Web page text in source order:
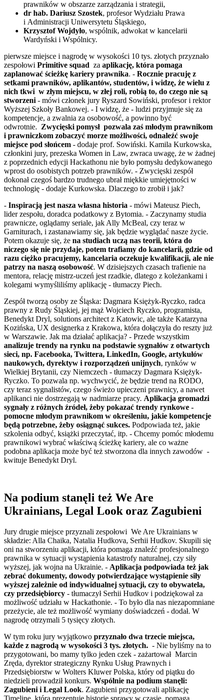
prawników w obszarze zarządzania i strategii,
dr hab. Dariusz Szostek, profesor Wydziału Prawa
i Administracji Uniwersytetu Śląskiego,
Krzysztof Wojdyło, wspólnik, adwokat w kancelarii
Wardyński i Wspólnicy.
pierwsze miejsce i nagrodę w wysokości 10 tys. złotych przyznało
zespołowi Primitive squad za aplikację, która pomaga
zaplanować ścieżkę kariery prawnika. - Rocznie pracuję z
setkami prawników, aplikantów, studentów, i widzę, że wielu z
nich tkwi w złym miejscu, w złej roli, robią to, do czego nie są
stworzeni- mówi członek jury Ryszard Sowiński, profesor i rektor
Wyższej Szkoły Bankowej. - I widzę, że - ludzi przyjmuje się za
kompetencje, a zwalnia za osobowość, a powinno być
odwrotnie. Zwycięski pomysł pozwala zaś młodym prawnikom
i prawniczkom zobaczyć morze możliwości, odnaleźć swoje
miejsce pod słońcem - dodaje prof. Sowiński. Kamila Kurkowska,
członkini jury, prezeska Women in Law, zwraca uwagę, że w żadnej
z poprzednich edycji Hackathonu nie było pomysłu dedykowanego
wprost do osobistych potrzeb prawników. - Zwycięski zespół
dokonał czegoś bardzo trudnego ubrał miękkie umiejętności w
technologię - dodaje Kurkowska. Dlaczego to zrobił i jak?
- Inspiracją jest nasza własna historia - mówi Mateusz Piech,
lider zespołu, doradca podatkowy z Bytomia. - Zaczynamy studia
prawnicze, oglądamy seriale, jak Ally McBeal, czy teraz w
Garniturach, i zastanawiamy się, jak będzie wyglądać nasze życie.
Potem okazuje się, że na studiach uczą nas teorii, która do
niczego się nie przydaje, potem trafiamy do kancelarii, gdzie od
razu ciężko pracujemy, kancelaria oczekuje kwalifikacji, ale nie
patrzy na naszą osobowość. W dzisiejszych czasach trafienie na
mentora, relację mistrz-uczeń jest rzadkie, dlatego z koleżankami i
kolegami wymyśliliśmy aplikację - tłumaczy Piech.
Zespół tworzą osoby ze Śląska: Dagmara Księżyk-Ryczko, radca
prawny z Rudy Śląskiej, jej mąż Wojciech Ryczko, programista,
Benedykt Dryl, solutions architect z Katowic, ale także Katarzyna
Kozińska, UX designerka z Krakowa, która dołączyła do reszty już
w Warszawie. Jak ma działać aplikacja? - Przede wszystkim
analizuje trendy na rynku na podstawie sygnałów z otwartych
sieci, np. Facebooka, Twittera, LinkedIn, Google, artykułów
naukowych, dyrektyw i rozporządzeń unijnych, rynków w
Wielkiej Brytanii, czy Niemczech - tłumaczy Dagmara Księżyk-
Ryczko. To pozwala np. wychwycić, że będzie trend na RODO,
czy teraz sygnalistów, czego świeżo upieczeni prawnicy, a nawet
aplikanci nie dostrzegają w nadmiarze pracy. Aplikacja gromadzi
sygnały z różnych źródeł, żeby pokazać trendy rynkowe -
pomocne młodym prawnikom w określeniu, jakie kompetencje
będą potrzebne, żeby osiągnąć sukces. Podpowiada też, jakie
szkolenia odbyć, książki przeczytać, itp. - Chcemy pomóc młodemu
prawnikowi wybrać właściwą ścieżkę kariery, ale co ważne
podobna aplikacja może być też stworzona dla innych zawodów -
kwituje Benedykt Dryl.
Na podium stanęli też We Are
Ukrainians, Legal Look oraz Zagubieni
Jury drugie miejsce przyznali zespołowi We Are Ukrainians w
składzie: Alla Chaika, Natalia Hudkova, Serhii Hudkov. Skupili się
oni na stworzeniu aplikacji, która pomaga znaleźć profesjonalnego
prawnika w sytuacji wystąpienia katastrofy naturalnej, czy siły
wyższej, jak wojna na Ukrainie. - Aplikacja podpowiada też jak
zebrać dokumenty, dowody potwierdzające wystąpienie siły
wyższej zależnie od indywidualnej sytuacji, czy to obywatela,
czy przedsiębiorcy - tłumaczył Serhii Hudkov i podziękował za
możliwość udziału w Hackathonie. - To było dla nas niezapomniane
przeżycie, ale też możliwość wymiany doświadczeń - dodał. W
nagrodę otrzymali 5 tysięcy złotych.
W tym roku jury wyjątkowo przyznało dwa trzecie miejsca,
każde z nagrodą w wysokości 3 tys. złotych. - Nie byliśmy na to
przygotowani, bo mamy tylko jeden czek - zażartował Marcin
Zręda, dyrektor strategiczny Rynku Usług Prawnych i
Przedsiębiorstw w Wolters Kluwer Polska, który od piątku do
niedzieli prowadził konkurs. Wspólnie na podium stanęli:
Zagubieni i Legal Look. Zagubieni przygotowali aplikację